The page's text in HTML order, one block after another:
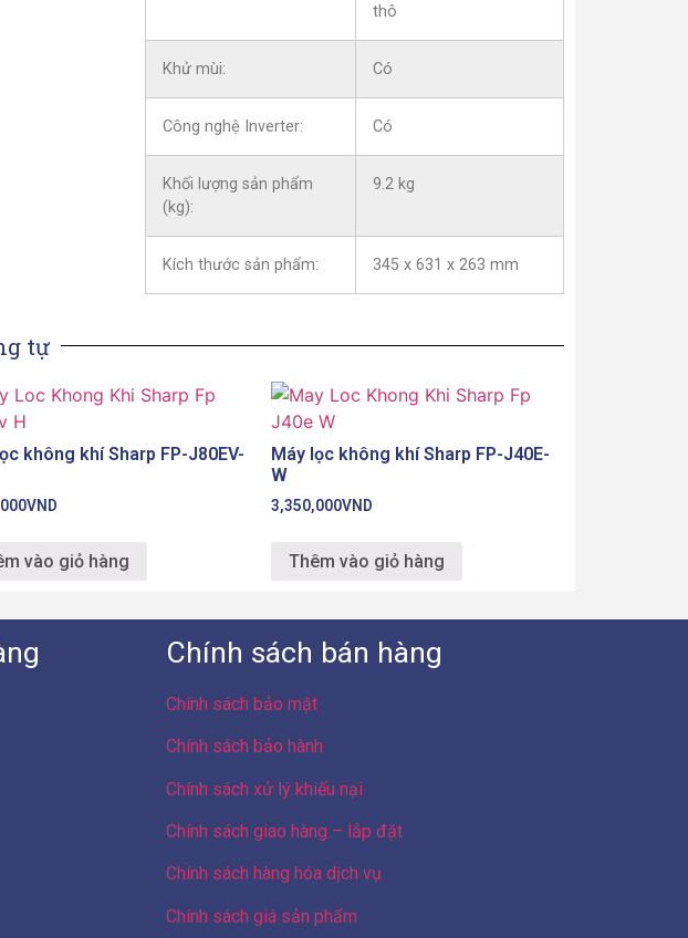
thô
Khử mùi: Có
Công nghệ Inverter: Có
Khối lượng sản phẩm
(kg):
9.2 kg
Kích thước sản phẩm: 345 x 631 x 263 mm
tự
không khí Sharp FP-J80EV-
VND
vào giỏ hàng
Máy lọc không khí Sharp FP-J40E-
W
3,350,000VND
Thêm vào giỏ hàng
Chính sách bán hàng
Chính sách bảo mật
Chính sách bảo hành
Chính sách xử lý khiếu nại
Chính sách giao hàng – lắp đặt
Chính sách hàng hóa dịch vụ
Chính sách giá sản phẩm